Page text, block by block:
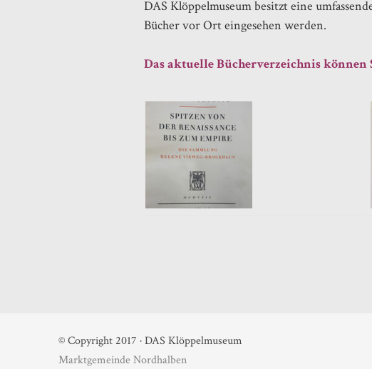
DAS Klöppelmuseum besitzt eine
Bücher vor Ort eingesehen werden.
Das aktuelle Bücherverzeichnis können
© Copyright 2017 · DAS Klöppelmuseum
Marktgemeinde Nordhalben